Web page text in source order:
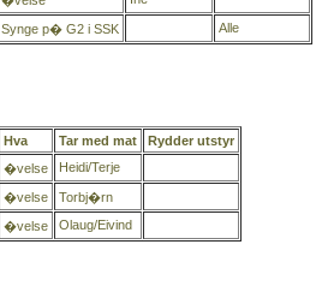
Synge p� G2 i SSK Alle
Hva Tar med mat
Rydder utstyr
�velse
Heidi/Terje
�velse
Torbj�rn
�velse Olaug/Eivind